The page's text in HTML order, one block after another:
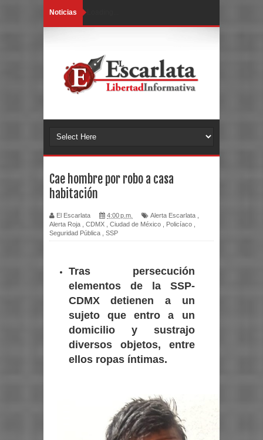
Noticias
Cae hombre por robo a casa
habitación
El Escarlata 4:00 p.m. Alerta Escarlata
Alerta Roja
CDMX Ciudad de México Policíaco
Seguridad Pública
SSP
Tras persecución
elementos de la SSP-
CDMX detienen a un
sujeto que entro a un
domicilio y sustrajo
diversos objetos, entre
ellos ropas íntimas.